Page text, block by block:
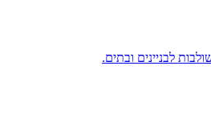
לבניינים ובתים.